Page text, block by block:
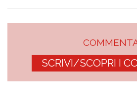
SCRIVI/SCOPRI I